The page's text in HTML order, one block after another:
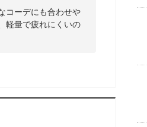
コーデにも合わせや
軽量で疲れにくいの